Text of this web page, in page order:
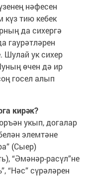
нәфесен
күз тию кебек
да сихергә
гаурәтләрен
Шулай ук сихер
өчен дә ир
госел алып
кирәк?
укып, догалар
элемтәне
(Сыер)
“Әмәнәр-расүл”не
“Нәс” сүрәләрен